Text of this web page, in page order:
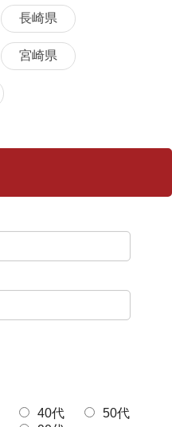
長崎県
宮崎県
40代
50代